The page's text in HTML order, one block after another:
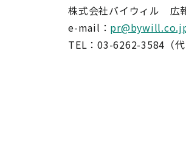
株式会社バイウィル 広
e-mail：
TEL：03-6262-3584（代